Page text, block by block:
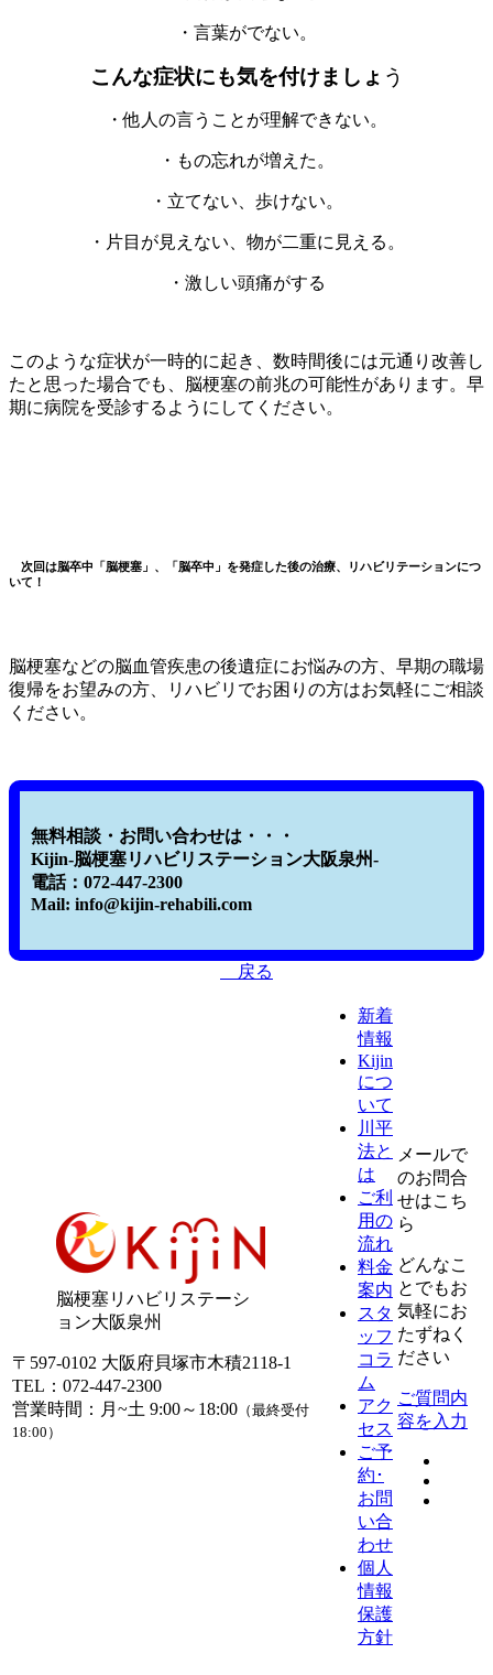
・言葉がでない。
こんな症状にも気を付けましょ う
・他人の言うことが理解できない。
・もの忘れが増えた。
・立てない、歩けない。
・片目が見えない、物が二重に見える。
・激しい頭痛がする
このような症状が一時的に起き、数時間後には元通り改善し
たと思った場合でも、脳梗塞の前兆の可能性があります。早
期に病院を受診するようにしてください。
次回は脳卒中「脳梗塞」、「脳卒中」を発症した後の治療、リハビリテーションにつ
いて！
脳梗塞などの脳血管疾患の後遺症にお悩みの方、早期の職場
復帰をお望みの方、リハビリでお困りの方はお気軽にご相談
ください。
無料相談・お問い合わせは・・・
Kijin-脳梗塞リハビリステーション大阪泉州-
電話：072-447-2300
Mail: info@kijin-rehabili.com
戻る
脳梗塞リハビリステーシ
ョン大阪泉州
〒597-0102 大阪府貝塚市木積2118-1
TEL： 072-447-2300
営業時間：月~土 9:00～18:00 （最終受付
18:00）
新着
情報
Kijin
につ
いて
川平
法と
は
ご利
用の
流れ
料金
案内
スタ
ッフ
コラ
ム
アク
セス
ご予
約･
お問
い合
わせ
個人
情報
保護
方針
メールで
のお問合
せはこち
ら
どんなこ
とでもお
気軽にお
たずねく
ださい
ご質問内
容を入力